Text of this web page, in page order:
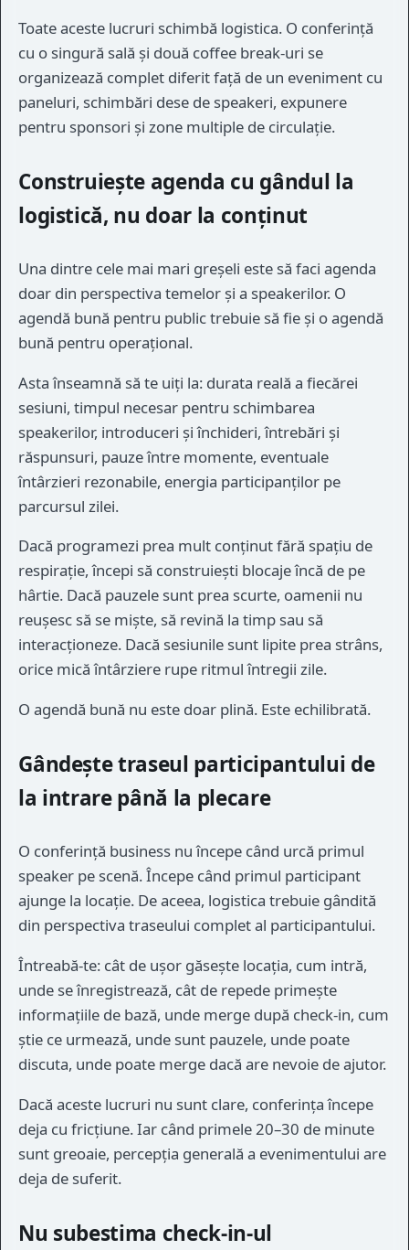
Toate aceste lucruri schimbă logistica. O conferință
cu o singură sală și două coffee break-uri se
organizează complet diferit față de un eveniment cu
paneluri, schimbări dese de speakeri, expunere
pentru sponsori și zone multiple de circulație.
Construiește agenda cu gândul la
logistică, nu doar la conținut
Una dintre cele mai mari greșeli este să faci agenda
doar din perspectiva temelor și a speakerilor. O
agendă bună pentru public trebuie să fie și o agendă
bună pentru operațional.
Asta înseamnă să te uiți la: durata reală a fiecărei
sesiuni, timpul necesar pentru schimbarea
speakerilor, introduceri și închideri, întrebări și
răspunsuri, pauze între momente, eventuale
întârzieri rezonabile, energia participanților pe
parcursul zilei.
Dacă programezi prea mult conținut fără spațiu de
respirație, începi să construiești blocaje încă de pe
hârtie. Dacă pauzele sunt prea scurte, oamenii nu
reușesc să se miște, să revină la timp sau să
interacționeze. Dacă sesiunile sunt lipite prea strâns,
orice mică întârziere rupe ritmul întregii zile.
O agendă bună nu este doar plină. Este echilibrată.
Gândește traseul participantului de
la intrare până la plecare
O conferință business nu începe când urcă primul
speaker pe scenă. Începe când primul participant
ajunge la locație. De aceea, logistica trebuie gândită
din perspectiva traseului complet al participantului.
Întreabă-te: cât de ușor găsește locația, cum intră,
unde se înregistrează, cât de repede primește
informațiile de bază, unde merge după check-in, cum
știe ce urmează, unde sunt pauzele, unde poate
discuta, unde poate merge dacă are nevoie de ajutor.
Dacă aceste lucruri nu sunt clare, conferința începe
deja cu fricțiune. Iar când primele 20–30 de minute
sunt greoaie, percepția generală a evenimentului are
deja de suferit.
Nu subestima check-in-ul